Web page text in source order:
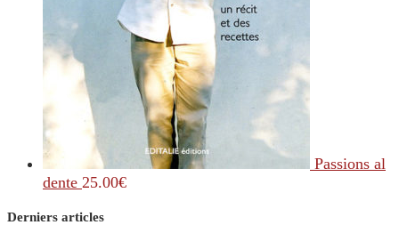
Passions al
dente 25.00€
Derniers articles